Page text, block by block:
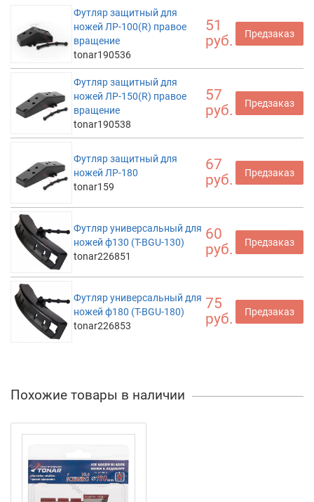
Футляр защитный для
ножей ЛР-100(R) правое
вращение
tonar190536
51
руб.
Предзаказ
Футляр защитный для
ножей ЛР-150(R) правое
вращение
tonar190538
57
руб.
Предзаказ
Футляр защитный для
ножей ЛР-180
tonar159
67
руб.
Предзаказ
Футляр универсальный для
ножей ф130 (T-BGU-130)
tonar226851
60
руб.
Предзаказ
Футляр универсальный для
ножей ф180 (T-BGU-180)
tonar226853
75
руб.
Предзаказ
Похожие товары в наличии